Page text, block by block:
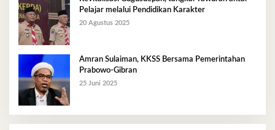
Pelajar melalui Pendidikan Karakter
20 Agustus 2025
Amran Sulaiman, KKSS Bersama Pemerintahan
Prabowo-Gibran
25 Juni 2025